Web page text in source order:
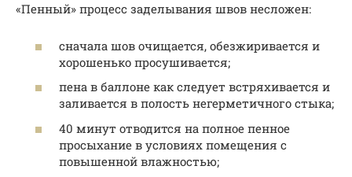
«Пенный» процесс заделывания швов несложен:
сначала шов очищается, обезжиривается и
хорошенько просушивается;
пена в баллоне как следует встряхивается и
заливается в полость негерметичного стыка;
40 минут отводится на полное пенное
просыхание в условиях помещения с
повышенной влажностью;